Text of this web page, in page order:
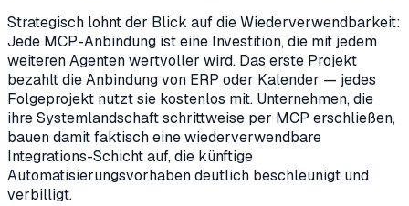
Strategisch lohnt der Blick auf die Wiederverwendbarkeit:
Jede MCP-Anbindung ist eine Investition, die mit jedem
weiteren Agenten wertvoller wird. Das erste Projekt
bezahlt die Anbindung von ERP oder Kalender — jedes
Folgeprojekt nutzt sie kostenlos mit. Unternehmen, die
ihre Systemlandschaft schrittweise per MCP erschließen,
bauen damit faktisch eine wiederverwendbare
Integrations-Schicht auf, die künftige
Automatisierungsvorhaben deutlich beschleunigt und
verbilligt.